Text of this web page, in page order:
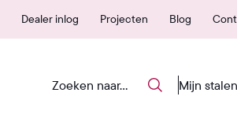
25 jaar garantie
Dealer inlog Projecten Blog
Mijn stalen